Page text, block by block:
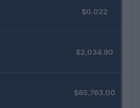
$0.022
$2,034.90
$85,763.00